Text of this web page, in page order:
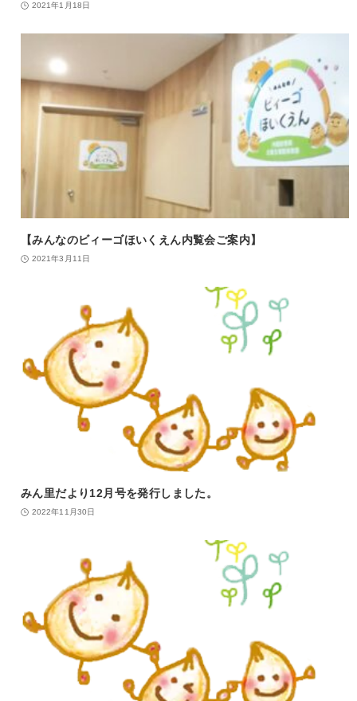
2021年1月18日
【みんなのビィーゴほいくえん内覧会ご案内】
2021年3月11日
みん里だより12月号を発行しました。
2022年11月30日